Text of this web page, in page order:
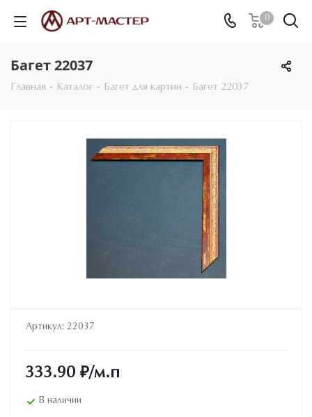
0
Багет 22037
Главная - Каталог - Багет для картин - Багет 22037
Артикул: 22037
333.90 ₽/м.п
В наличии